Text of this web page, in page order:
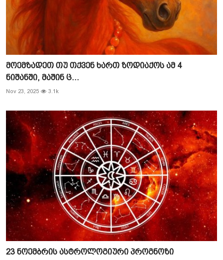
მოემზადეთ თუ თქვენ ხართ ზოდიაქოს ამ 4
ნიშანში, მაშინ ც...
Nov 23, 2025 3.1k
23 ნოემბრის ასტროლოგიური პროგნოზი